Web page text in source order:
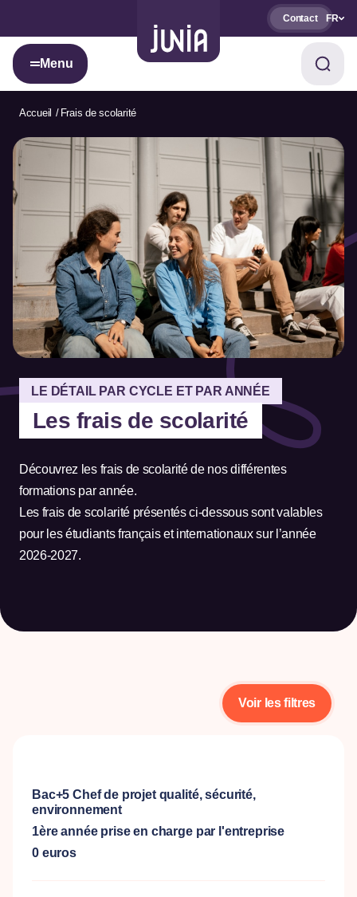
Contact FR
Menu
Accueil Frais de scolarité
LE DÉTAIL PAR CYCLE ET PAR ANNÉE
Les frais de scolarité
Découvrez les frais de scolarité de nos différentes
formations par année.
Les frais de scolarité présentés ci-dessous sont valables
pour les étudiants français et internationaux sur l’année
2026-2027.
Voir les filtres
Bac+5 Chef de projet qualité, sécurité,
environnement
1ère année prise en charge par l'entreprise
0 euros